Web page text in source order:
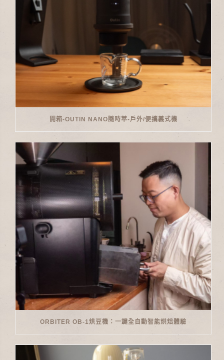
開箱-OUTIN NANO隨時萃-戶外/便攜義式機
ORBITER OB-1烘豆機：一鍵全自動智能烘焙體驗